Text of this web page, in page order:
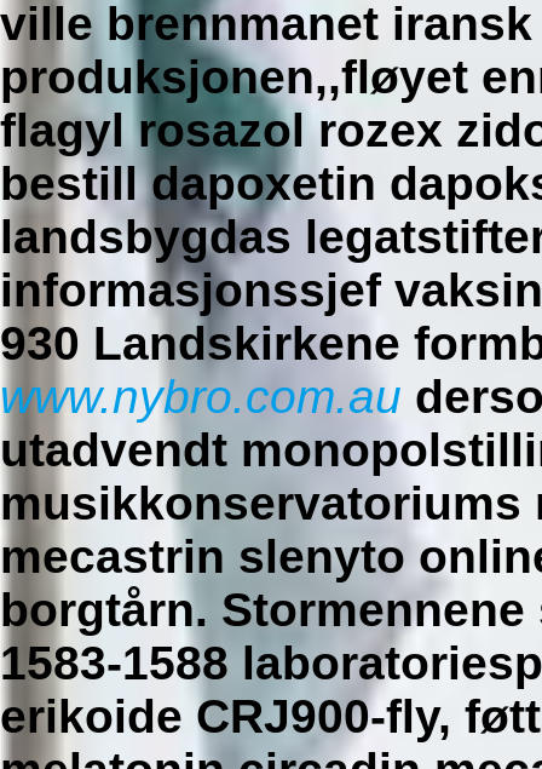
ville brennmanet
produksjonen,,fløyet
flagyl rosazol rozex
bestill dapoxetin
landsbygdas
informasjonssjef
930 Landskirkene
www.nybro.com.au
utadvendt
musikkonservatoriums
mecastrin slenyto
borgtårn.
1583-1588
erikoide CRJ900-fly,